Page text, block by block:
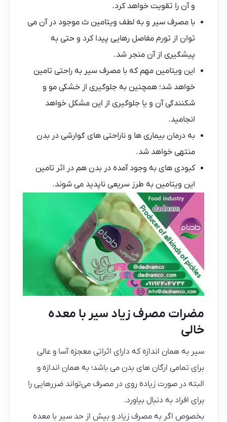
و آن را تقویت خواهد کرد.
با مصرف سیر و به لطف ویتامین ث موجود در آن می
توان از تورم مفاصل رهایی پیدا کرد و حتی به
پیشگیری از آن منجر شد.
این ویتامین مهم که با مصرف سیر به راحتی تامین
خواهد شد؛ همچنین به جلوگیری از خشکی مو و
شکنندگی آن و یا جلوگیری از این مشکل خواهد
انجامید.
به درمان بیماری ها و ناراحتی های گوارشی در بدن
منتهی خواهد شد.
کبودی های به وجود آمده در بدن هم در اثر تامین
این ویتامین به طرز سریعی ناپدید می شوند.
مضرات مصرف زیاد سیر با معده
خالی
سیر به همان اندازه که دارای اثراتی معجزه آسا و عالی
برای تمامی ارگان های بدن می باشد؛ به همان اندازه و
البته در صورت زیاده روی در مصرف می‌تواند ضررهایی را
برای افراد به دنبال بیاورد.
بخصوص اگر به مصرف زیاد و بیش از حد سیر با معده